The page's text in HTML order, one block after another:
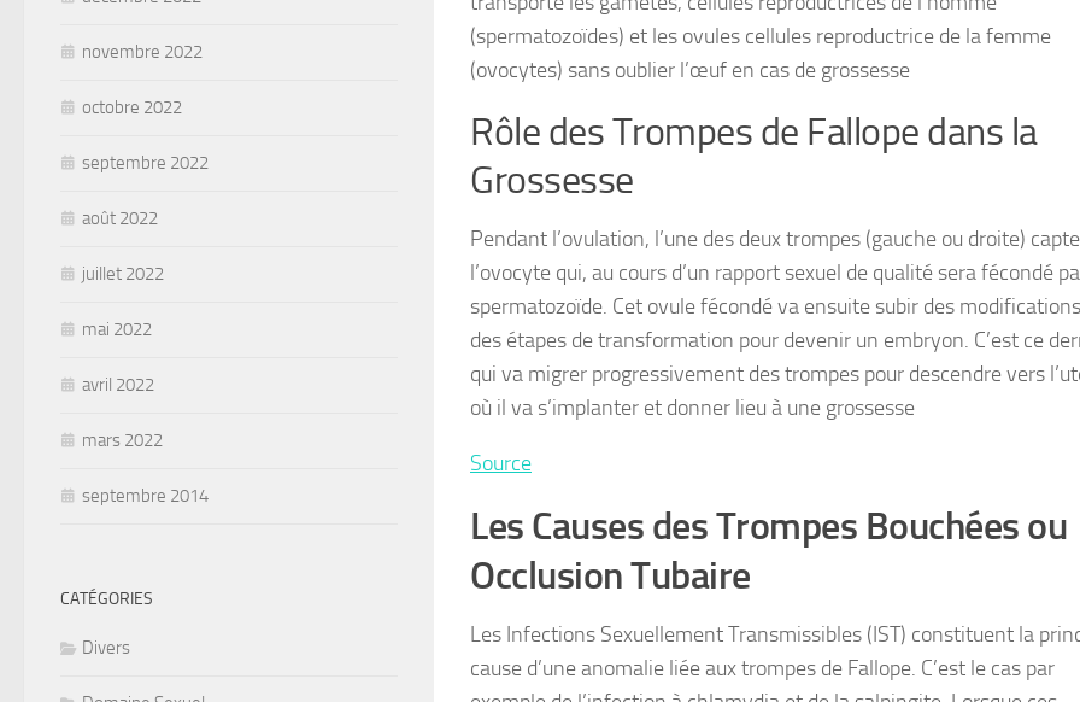
(spermatozoïdes) et les ovules cellules reproductrice de la femme
(ovocytes) sans oublier l’œuf en cas de grossesse
Rôle des Trompes de Fallope dans la
Grossesse
Pendant l’ovulation, l’une des deux trompes (gauche ou droite) capte
l’ovocyte qui, au cours d’un rapport sexuel de qualité sera fécondé
spermatozoïde. Cet ovule fécondé va ensuite subir des
des étapes de transformation pour devenir un embryon. C’est ce
qui va migrer progressivement des trompes pour descendre vers
où il va s’implanter et donner lieu à une grossesse
Source
Les Causes des Trompes Bouchées ou
Occlusion Tubaire
Les Infections Sexuellement Transmissibles (IST) constituent la
cause d’une anomalie liée aux trompes de Fallope. C’est le cas par
novembre 2022
octobre 2022
septembre 2022
août 2022
juillet 2022
mai 2022
avril 2022
mars 2022
septembre 2014
CATÉGORIES
Divers